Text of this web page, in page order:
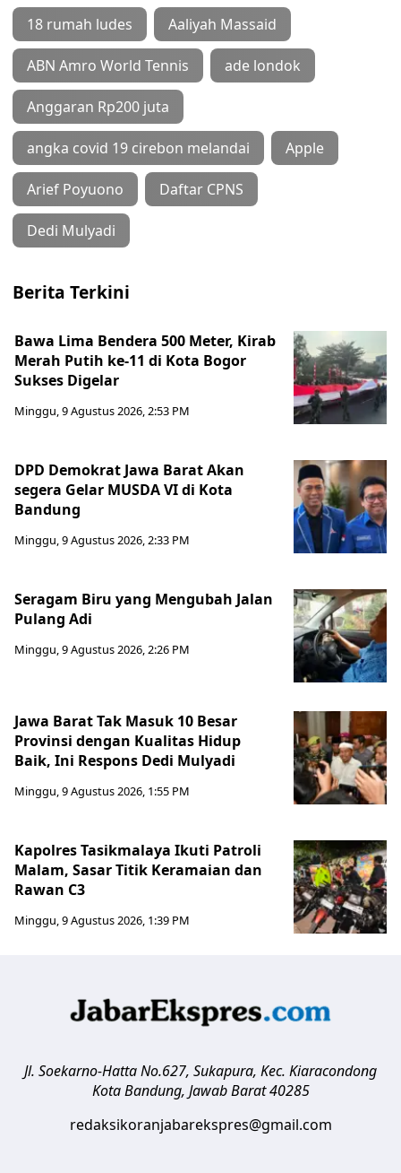
18 rumah ludes Aaliyah Massaid
ABN Amro World Tennis ade londok
Anggaran Rp200 juta
angka covid 19 cirebon melandai Apple
Arief Poyuono Daftar CPNS
Dedi Mulyadi
Berita Terkini
Bawa Lima Bendera 500 Meter, Kirab
Merah Putih ke-11 di Kota Bogor
Sukses Digelar
Minggu, 9 Agustus 2026, 2:53 PM
DPD Demokrat Jawa Barat Akan
segera Gelar MUSDA VI di Kota
Bandung
Minggu, 9 Agustus 2026, 2:33 PM
Seragam Biru yang Mengubah Jalan
Pulang Adi
Minggu, 9 Agustus 2026, 2:26 PM
Jawa Barat Tak Masuk 10 Besar
Provinsi dengan Kualitas Hidup
Baik, Ini Respons Dedi Mulyadi
Minggu, 9 Agustus 2026, 1:55 PM
Kapolres Tasikmalaya Ikuti Patroli
Malam, Sasar Titik Keramaian dan
Rawan C3
Minggu, 9 Agustus 2026, 1:39 PM
Jl. Soekarno-Hatta No.627, Sukapura, Kec. Kiaracondong
Kota Bandung, Jawab Barat 40285
redaksikoranjabarekspres@gmail.com